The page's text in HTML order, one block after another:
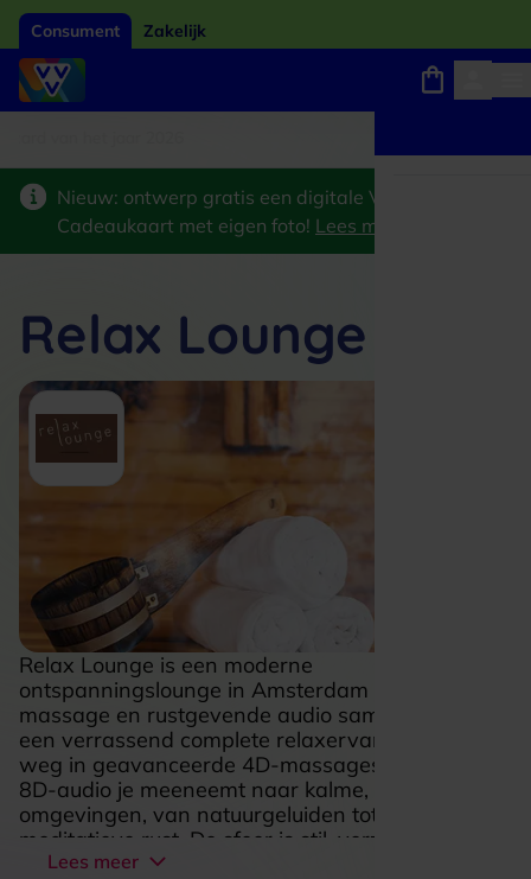
Consument Zakelijk
Nieuw: ontwerp gratis een digitale VVV
Cadeaukaart met eigen foto! Lees meer
Relax Lounge is een moderne
ontspanningslounge in Amsterdam waar diepe
massage en rustgevende audio samenkomen in
een verrassend complete relaxervaring. Je zakt
weg in geavanceerde 4D-massagestoelen terwijl
8D-audio je meeneemt naar kalme, sfeervolle
omgevingen, van natuurgeluiden tot een bijna
meditatieve rust. De sfeer is stil, verzorgd en
privé, waardoor je hier moeiteloos even loskomt
Lees meer
Relax Lounge